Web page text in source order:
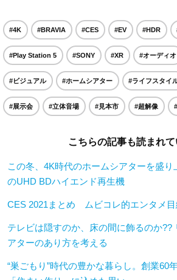
#4K #BRAVIA #CES #EV #HDR
#Play Station 5 #SONY #XR #オーディオ
#ビジュアル #ホームシアター #ライフスタイ
#展示会 #立体音場 #見本市 #超解像
こちらの記事も読まれ
この冬、4K時代のホームシアターを盛り
のUHD BDハイエンド再生機
CES 2021まとめ ムビコレ的エンタメ目
テレビは隠すのか、床の間に飾るのか??
アターのあり方を考える
“巣ごもり”時代の豊かな暮らし。創業60